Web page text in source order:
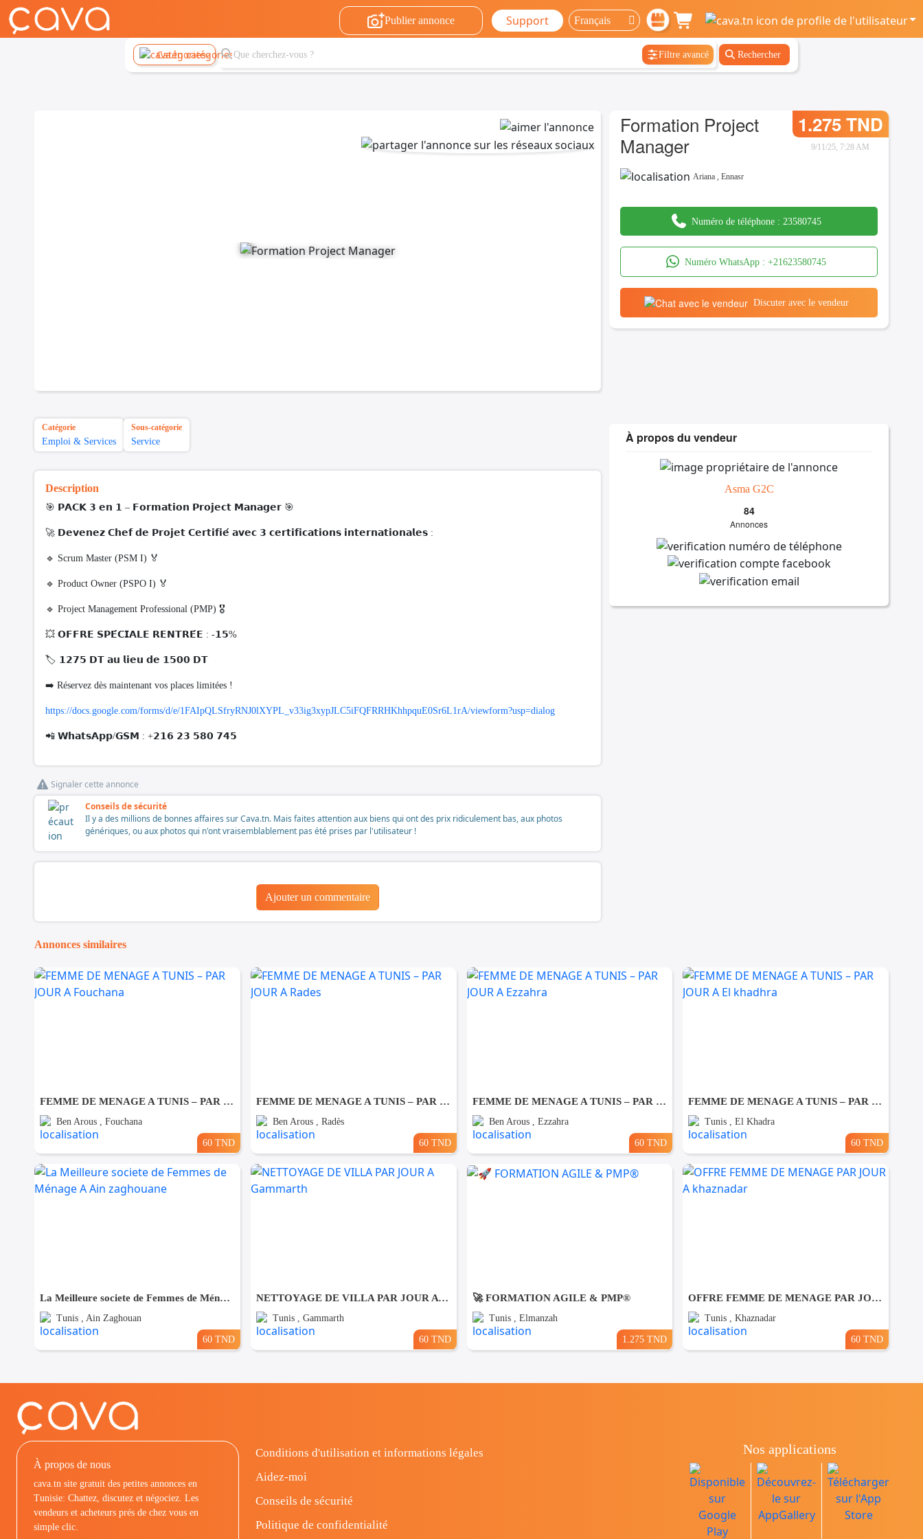
Publier annonce Support
Catégories Filtre avancé Rechercher
Formation Project
Manager
1.275 TND
9/11/25, 7:28 AM
Ariana ,Ennasr
Numéro de téléphone : 23580745
Numéro WhatsApp : +21623580745
Discuter avec le vendeur
Catégorie
Emploi & Services
Sous-catégorie
Service
Description
🎯 𝗣𝗔𝗖𝗞 𝟯 𝗲𝗻 𝟭 – 𝗙𝗼𝗿𝗺𝗮𝘁𝗶𝗼𝗻 𝗣𝗿𝗼𝗷𝗲𝗰𝘁 𝗠𝗮𝗻𝗮𝗴𝗲𝗿 🎯
🚀 𝗗𝗲𝘃𝗲𝗻𝗲𝘇 𝗖𝗵𝗲𝗳 𝗱𝗲 𝗣𝗿𝗼𝗷𝗲𝘁 𝗖𝗲𝗿𝘁𝗶𝗳𝗶𝗲́ 𝗮𝘃𝗲𝗰 𝟯 𝗰𝗲𝗿𝘁𝗶𝗳𝗶𝗰𝗮𝘁𝗶𝗼𝗻𝘀 𝗶𝗻𝘁𝗲𝗿𝗻𝗮𝘁𝗶𝗼𝗻𝗮𝗹𝗲𝘀 :
🔹 Scrum Master (PSM I) 🏅
🔹 Product Owner (PSPO I) 🏅
🔹 Project Management Professional (PMP) 🎖
💥 𝗢𝗙𝗙𝗥𝗘 𝗦𝗣𝗘́𝗖𝗜𝗔𝗟𝗘 𝗥𝗘𝗡𝗧𝗥𝗘́𝗘 : -𝟭𝟱%
🏷 𝟭𝟮𝟳𝟱 𝗗𝗧 𝗮𝘂 𝗹𝗶𝗲𝘂 𝗱𝗲 𝟭𝟱𝟬𝟬 𝗗𝗧
➡️ Réservez dès maintenant vos places limitées !
https://docs.google.com/forms/d/e/1FAIpQLSfryRNJ0lXYPL_v33ig3xypJLC5iFQFRRHKhhpquE0Sr6L1rA/viewform?usp=dialog
📲 𝗪𝗵𝗮𝘁𝘀𝗔𝗽𝗽/𝗚𝗦𝗠 : +𝟮𝟭𝟲 𝟮𝟯 𝟱𝟴𝟬 𝟳𝟰𝟱
Signaler cette annonce
Conseils de sécurité
Il y a des millions de bonnes affaires sur Cava.tn. Mais faites attention aux biens qui ont des prix ridiculement bas, aux photos
génériques, ou aux photos qui n'ont vraisemblablement pas été prises par l'utilisateur !
Ajouter un commentaire
À propos du vendeur
Asma G2C
84
Annonces
Annonces similaires
FEMME DE MENAGE A TUNIS – PAR JOUR A Fouchana
Ben Arous , Fouchana
60 TND
FEMME DE MENAGE A TUNIS – PAR JOUR A Rades
Ben Arous , Radès
60 TND
FEMME DE MENAGE A TUNIS – PAR JOUR A Ezzahra
Ben Arous , Ezzahra
60 TND
FEMME DE MENAGE A TUNIS – PAR JOUR A El khadhra
Tunis , El Khadra
60 TND
La Meilleure societe de Femmes de Ménage A Ain zaghouane
Tunis , Ain Zaghouan
60 TND
NETTOYAGE DE VILLA PAR JOUR A Gammarth
Tunis , Gammarth
60 TND
🚀 FORMATION AGILE & PMP®
Tunis , Elmanzah
1.275 TND
OFFRE FEMME DE MENAGE PAR JOUR A khaznadar
Tunis , Khaznadar
60 TND
À propos de nous
cava.tn site gratuit des petites annonces en
Tunisie: Chattez, discutez et négociez. Les
vendeurs et acheteurs prés de chez vous en
simple clic.
Conditions d'utilisation et informations légales
Aidez-moi
Conseils de sécurité
Politique de confidentialité
Nos applications